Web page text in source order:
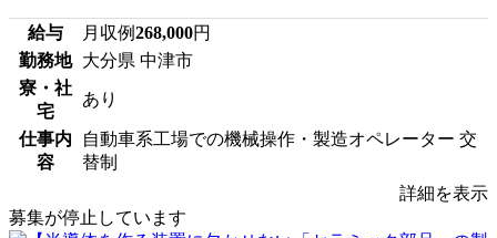
給与 月収例268,000円
勤務地
大分県 中津市
寮・社
宅
あり
仕事内
容
自動車系工場での機械操作・製造オペレーター 交
替制
詳細を表示
募集が停止しています